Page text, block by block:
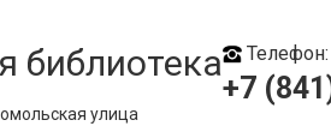
библиотека
улица
Телефон:
+7